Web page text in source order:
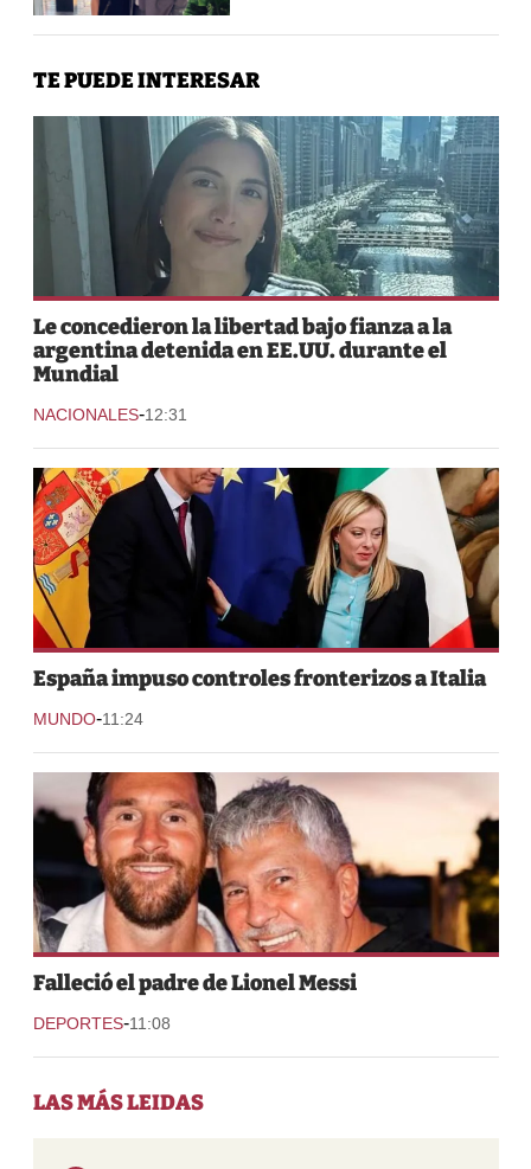
TE PUEDE INTERESAR
Le concedieron la libertad bajo fianza a la
argentina detenida en EE.UU. durante el
Mundial
NACIONALES-12:31
España impuso controles fronterizos a Italia
MUNDO-11:24
Falleció el padre de Lionel Messi
DEPORTES-11:08
LAS MÁS LEIDAS